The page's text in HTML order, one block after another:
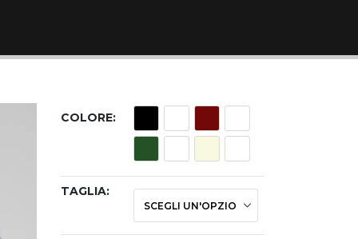
COLORE
TAGLIA